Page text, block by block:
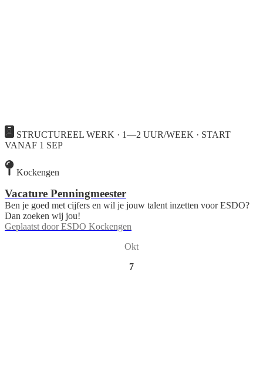
STRUCTUREEL WERK · 1—2 UUR/WEEK · START
VANAF 1 SEP
Kockengen
Vacature Penningmeester
Ben je goed met cijfers en wil je jouw talent inzetten voor ESDO?
Dan zoeken wij jou!
Geplaatst door ESDO Kockengen
Okt
7